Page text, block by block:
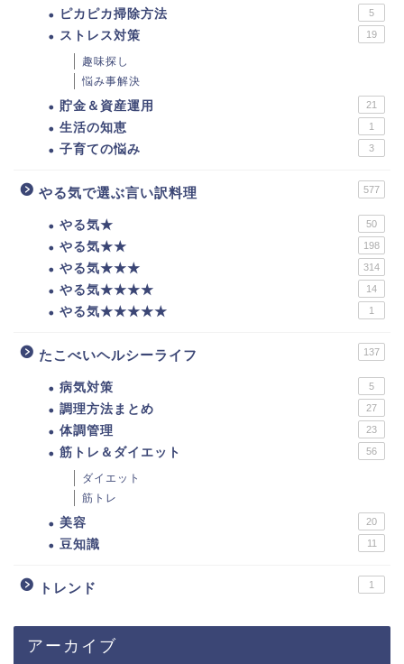
ピカピカ掃除方法 5
ストレス対策 19
趣味探し
悩み事解決
貯金＆資産運用 21
生活の知恵 1
子育ての悩み 3
やる気で選ぶ言い訳料理 577
やる気★ 50
やる気★★ 198
やる気★★★ 314
やる気★★★★ 14
やる気★★★★★ 1
たこべいヘルシーライフ 137
病気対策 5
調理方法まとめ 27
体調管理 23
筋トレ＆ダイエット 56
ダイエット
筋トレ
美容 20
豆知識 11
トレンド 1
アーカイブ